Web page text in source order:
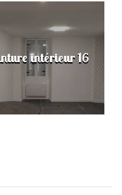
intérieur 16